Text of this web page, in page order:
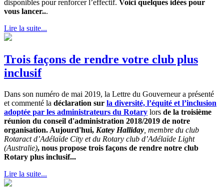
disponibles pour renforcer l’effectif. Voici quelques idées pour
vous lancer...
Lire la suite...
Trois façons de rendre votre club plus
inclusif
Dans son numéro de mai 2019, la Lettre du Gouverneur a présenté
et commenté la déclaration sur la diversité, l’équité et l’inclusion
adoptée par les administrateurs du Rotary lors de la troisième
réunion du conseil d'administration 2018/2019 de notre
organisation. Aujourd'hui, Katey Halliday , membre du club
Rotaract d’Adélaïde City et du Rotary club d’Adélaïde Light
(Australie), nous propose trois façons de rendre notre club
Rotary plus inclusif...
Lire la suite...